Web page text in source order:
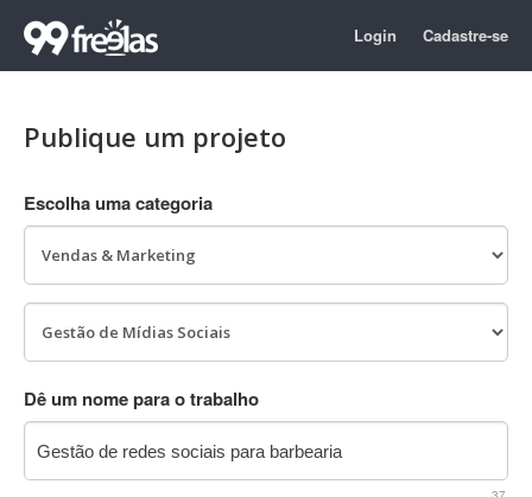
Login Cadastre-se
Publique um projeto
Escolha uma categoria
Dê um nome para o trabalho